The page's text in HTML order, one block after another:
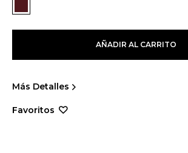
AÑADIR AL CARRITO
Más Detalles